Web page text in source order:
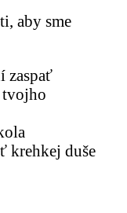
aby sme
zaspať
tvojho
krehkej duše